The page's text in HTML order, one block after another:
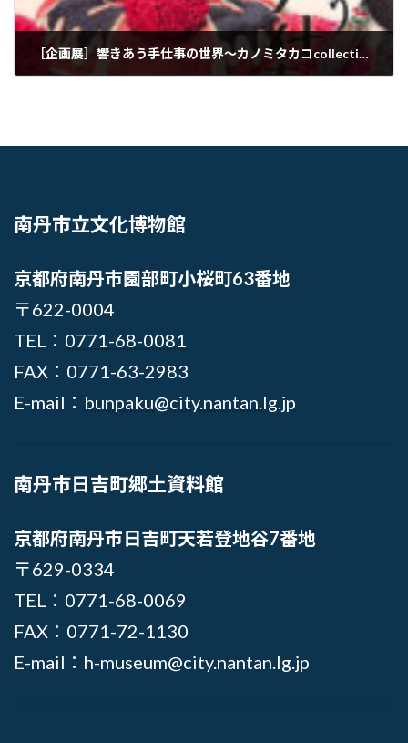
［企画展］響きあう手仕事の世界～カノミタカコcollection・タイ山地民族手工芸品～
南丹市立文化博物館
京都府南丹市園部町小桜町63番地
〒622-0004
TEL： 0771-68-0081
FAX：0771-63-2983
E-mail： bunpaku@city.nantan.lg.jp
南丹市日吉町郷土資料館
京都府南丹市日吉町天若登地谷7番地
〒629-0334
TEL：0771-68-0069
FAX：0771-72-1130
E-mail：h-museum@city.nantan.lg.jp